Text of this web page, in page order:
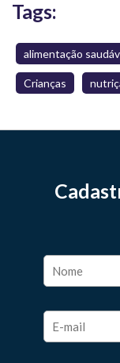
Tags:
alimentação
Crianças